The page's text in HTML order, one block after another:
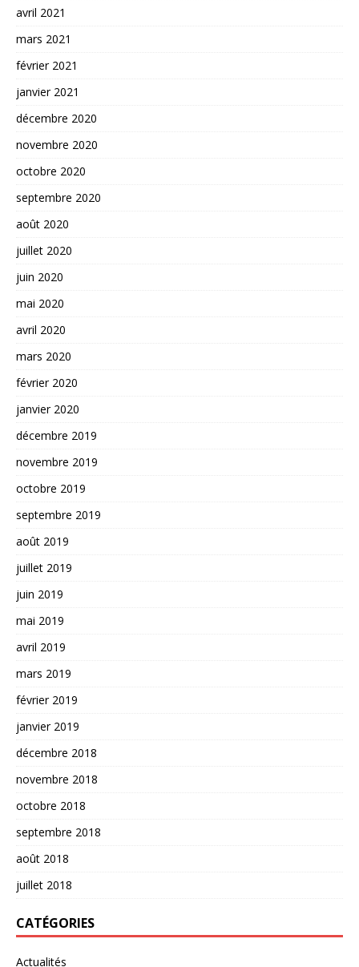
avril 2021
mars 2021
février 2021
janvier 2021
décembre 2020
novembre 2020
octobre 2020
septembre 2020
août 2020
juillet 2020
juin 2020
mai 2020
avril 2020
mars 2020
février 2020
janvier 2020
décembre 2019
novembre 2019
octobre 2019
septembre 2019
août 2019
juillet 2019
juin 2019
mai 2019
avril 2019
mars 2019
février 2019
janvier 2019
décembre 2018
novembre 2018
octobre 2018
septembre 2018
août 2018
juillet 2018
CATÉGORIES
Actualités